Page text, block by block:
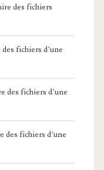
des fichiers
fichiers d’une
des fichiers d’une
des fichiers d’une